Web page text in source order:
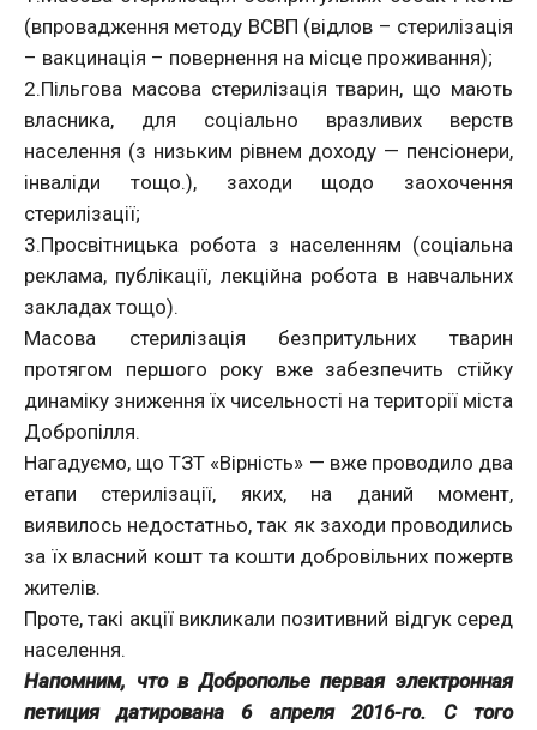
(впровадження методу ВСВП (відлов – стерилізація
– вакцинація – повернення на місце проживання);
2.Пільгова масова стерилізація тварин, що мають
власника, для соціально вразливих верств
населення (з низьким рівнем доходу — пенсіонери,
інваліди тощо.), заходи щодо заохочення
стерилізації;
3.Просвітницька робота з населенням (соціальна
реклама, публікації, лекційна робота в навчальних
закладах тощо).
Масова стерилізація безпритульних тварин
протягом першого року вже забезпечить стійку
динаміку зниження їх чисельності на території міста
Добропілля.
Нагадуємо, що ТЗТ «Вірність» — вже проводило два
етапи стерилізації, яких, на даний момент,
виявилось недостатньо, так як заходи проводились
за їх власний кошт та кошти добровільних пожертв
жителів.
Проте, такі акції викликали позитивний відгук серед
населення.
Напомним, что в Доброполье первая электронная
петиция датирована 6 апреля 2016-го. С того